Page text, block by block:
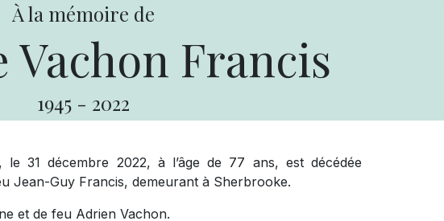
À la mémoire de
Francis
1945 - 2022
31 décembre 2022, à l’âge de 77 ans, est décédée
Jean-Guy Francis, demeurant à Sherbrooke.
et de feu Adrien Vachon.